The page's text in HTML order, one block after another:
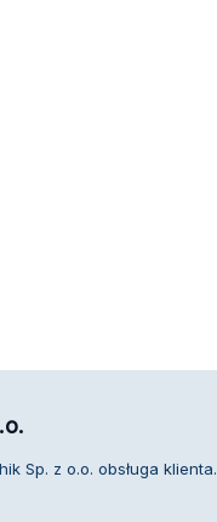
Sp. z o.o. obsługa klienta.